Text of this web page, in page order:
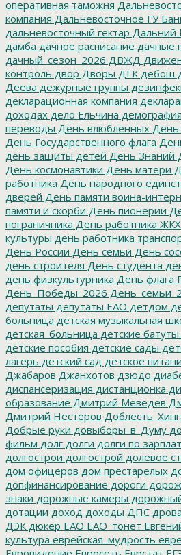
оперативная таможня
компания Дальневосточное ГУ
дальневосточный гектар Дальний
дамба дачное расписание дачные
дачный_сезон_2026 ДВЖД
контроль двор Дворы ДГК дебош
Деева дежурные группы
декларационная компания
доходах дело Ельчина демография
переводы День влюбленных День
День Государственного флага
день защиты детей День Знаний
День космонавтики День матери
работника День народного
дверей День памяти воина-
памяти и скорби День пионерии
пограничника День работника ЖКХ
культуры день работника
День России День семьи День
день строителя День студента
день физкультурника День флага
День_Победы_2026
депутаты депутаты ЕАО детдом
больница детская музыкальная
детская_больница детские батуты
детские пособия детские сады
лагерь детский сад детское
Джабаров Джанхотов дзюдо
диспансеризация дистанционка
образование Дмитрий Меведев
Дмитрий Нестеров
Добрые руки довыборы_в_Думу
фильм долг долги долги по
долгострои долгострой долевое
дом офицеров дом престарелых
допфинансирование дороги
знаки дорожные камеры
дотации доход доходы ДПС дрова
ДЭК дюкер ЕАО ЕАО_тонет
культура еврейская_мудрость